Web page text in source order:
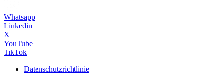
Whatsapp
Linkedin
X
YouTube
TikTok
Datenschutzrichtlinie